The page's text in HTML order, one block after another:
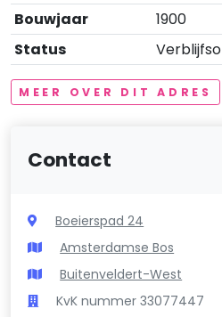
Bouwjaar
1900
Status
MEER OVER DIT ADRES
Contact
Boeierspad 24
Amsterdamse Bos
Buitenveldert-West
KvK nummer 33077447